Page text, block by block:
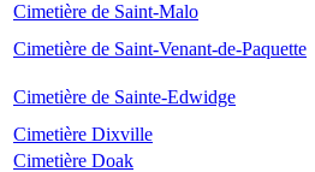
Cimetière de Saint-Malo
Cimetière de Saint-Venant-de-Paquette
Cimetière de Sainte-Edwidge
Cimetière Dixville
Cimetière Doak